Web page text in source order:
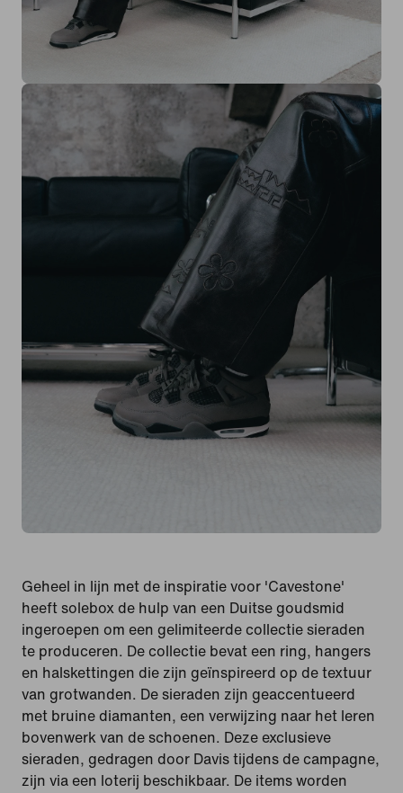
Geheel in lijn met de inspiratie voor 'Cavestone'
heeft solebox de hulp van een Duitse goudsmid
ingeroepen om een gelimiteerde collectie sieraden
te produceren. De collectie bevat een ring, hangers
en halskettingen die zijn geïnspireerd op de textuur
van grotwanden. De sieraden zijn geaccentueerd
met bruine diamanten, een verwijzing naar het leren
bovenwerk van de schoenen. Deze exclusieve
sieraden, gedragen door Davis tijdens de campagne,
zijn via een loterij beschikbaar. De items worden